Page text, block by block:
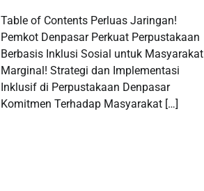
Table of Contents Perluas Jaringan!
Pemkot Denpasar Perkuat Perpustakaan
Berbasis Inklusi Sosial untuk Masyarakat
Marginal! Strategi dan Implementasi
Inklusif di Perpustakaan Denpasar
Komitmen Terhadap Masyarakat […]